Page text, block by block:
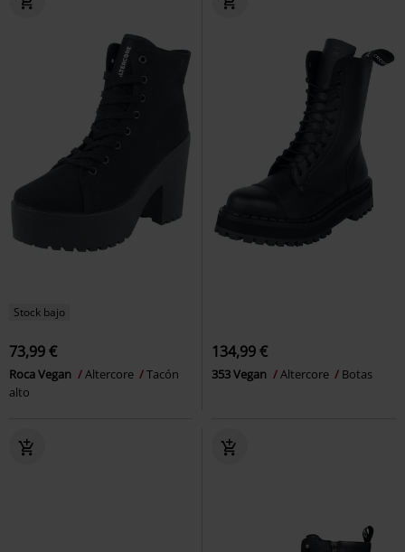
Stock bajo
73,99 €
Roca Vegan Altercore
Tacón
alto
134,99 €
353 Vegan Altercore Botas